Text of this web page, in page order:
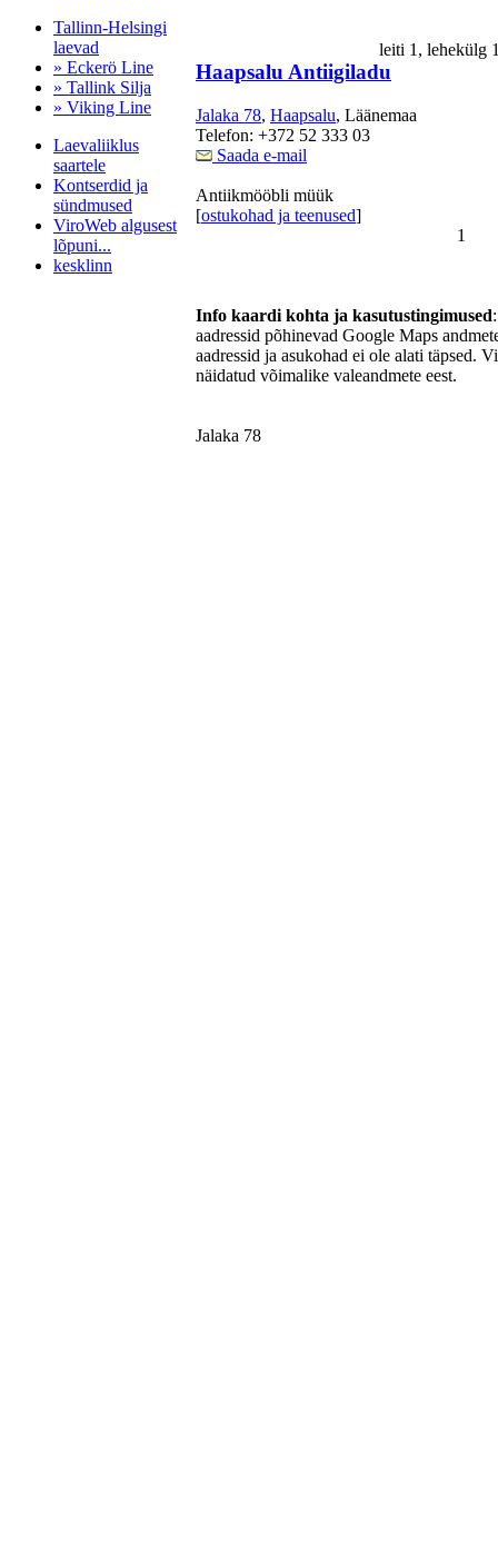
Tallinn-Helsingi
laevad
» Eckerö Line
» Tallink Silja
» Viking Line
Laevaliiklus
saartele
Kontserdid ja
sündmused
ViroWeb algusest
lõpuni...
kesklinn
leiti 1,
Haapsalu Antiigiladu
Jalaka 78, Haapsalu, Läänemaa
Telefon: +372 52 333 03
Saada e-mail
Antiikmööbli müük
[ostukohad ja teenused]
1
Info kaardi kohta ja kasutustingimused
aadressid põhinevad Google Maps
aadressid ja asukohad ei ole alati täpsed.
näidatud võimalike valeandmete eest.
Jalaka 78